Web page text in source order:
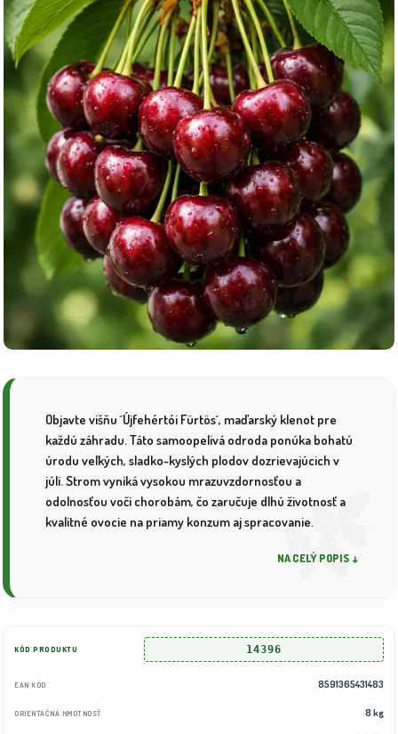
Objavte višňu ´Újfehértói Fürtös´, maďarský klenot pre
každú záhradu. Táto samoopelivá odroda ponúka bohatú
úrodu veľkých, sladko-kyslých plodov dozrievajúcich v
júli. Strom vyniká vysokou mrazuvzdornosťou a
odolnosťou voči chorobám, čo zaručuje dlhú životnosť a
kvalitné ovocie na priamy konzum aj spracovanie.
NA CELÝ POPIS ↓
KÓD PRODUKTU 14396
EAN KÓD 8591365431483
ORIENTAČNÁ HMOTNOSŤ 8 kg